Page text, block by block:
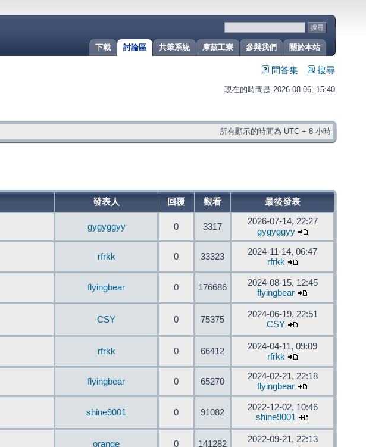
關於本站
參與我們
摩茲工寮
共筆系統
討論區
下載
問答集 搜尋
現在的時間是 2026-08-06, 15:40
所有顯示的時間為 UTC + 8 小時
發表人 回覆 觀看 最後發表
gygyggyy 0 3317
2026-07-14, 22:27
gygyggyy
rfrkk 0 33323
2024-11-14, 06:47
rfrkk
flyingbear 0 176686
2024-08-15, 12:45
flyingbear
CSY 0 75375
2024-06-19, 22:51
CSY
rfrkk 0 66412
2024-04-11, 09:09
rfrkk
flyingbear 0 65270
2024-02-21, 22:18
flyingbear
shine9001 0 91082
2022-12-02, 10:46
shine9001
orange 0 141282
2022-09-21, 22:13